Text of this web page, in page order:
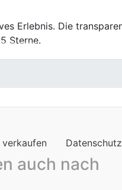
Der angebotene Preis
auch nach